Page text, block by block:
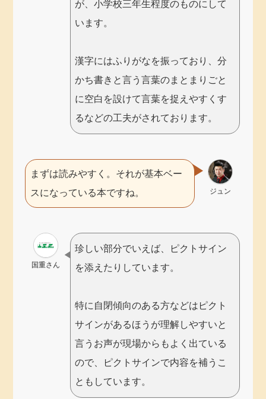
が、小学校三年生程度のものにして
います。
漢字にはふりがなを振っており、分
かち書きと言う言葉のまとまりごと
に空白を設けて言葉を捉えやすくす
るなどの工夫がされております。
ジュン
まずは読みやすく。それが基本ベー
スになっている本ですね。
国重さん
珍しい部分でいえば、ピクトサイン
を添えたりしています。
特に自閉傾向のある方などはピクト
サインがあるほうが理解しやすいと
言うお声が現場からもよく出ている
ので、ピクトサインで内容を補うこ
ともしています。